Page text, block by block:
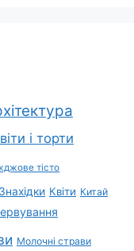
і торти
тісто
Знахідки Квіти Китай
Молочні страви